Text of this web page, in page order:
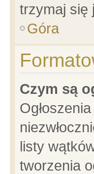
trzymaj się
Góra
Czym są
listy
tworzenia